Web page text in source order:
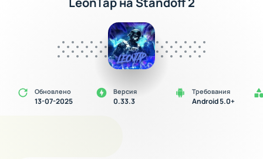
Обновлено
13-07-2025
Версия
0.33.3
Требования
Android 5.0+